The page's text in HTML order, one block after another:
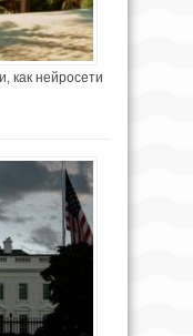
как нейросети